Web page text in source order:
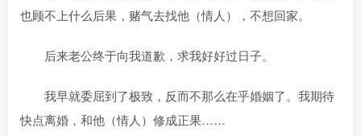
也顾不上什么后果，赌气去找他（情人），不想回家。
后来老公终于向我道歉，求我好好过日子。
我早就委屈到了极致，反而不那么在乎婚姻了。我期待
快点离婚，和他（情人）修成正果……